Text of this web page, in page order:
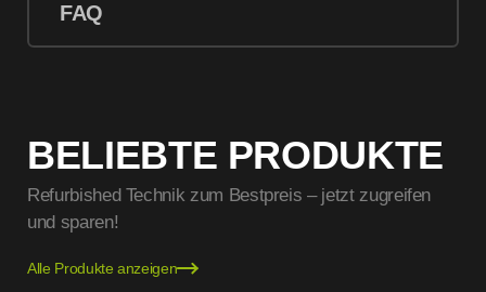
FAQ
BELIEBTE PRODUKTE
Refurbished Technik zum Bestpreis – jetzt zugreifen
und sparen!
Alle Produkte anzeigen